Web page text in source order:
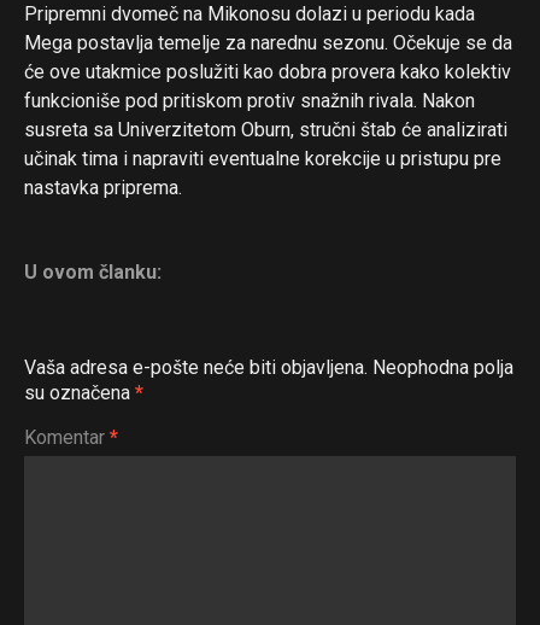
Pripremni dvomeč na Mikonosu dolazi u periodu kada
Mega postavlja temelje za narednu sezonu. Očekuje se da
će ove utakmice poslužiti kao dobra provera kako kolektiv
funkcioniše pod pritiskom protiv snažnih rivala. Nakon
susreta sa Univerzitetom Oburn, stručni štab će analizirati
učinak tima i napraviti eventualne korekcije u pristupu pre
nastavka priprema.
U ovom članku:
Vaša adresa e-pošte neće biti objavljena. Neophodna polja
su označena *
Komentar *